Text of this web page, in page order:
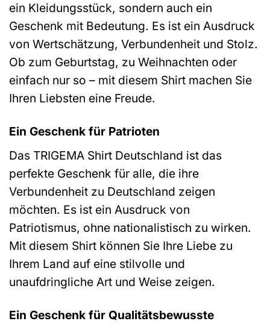
ein Kleidungsstück, sondern auch ein
Geschenk mit Bedeutung. Es ist ein Ausdruck
von Wertschätzung, Verbundenheit und Stolz.
Ob zum Geburtstag, zu Weihnachten oder
einfach nur so – mit diesem Shirt machen Sie
Ihren Liebsten eine Freude.
Ein Geschenk für Patrioten
Das TRIGEMA Shirt Deutschland ist das
perfekte Geschenk für alle, die ihre
Verbundenheit zu Deutschland zeigen
möchten. Es ist ein Ausdruck von
Patriotismus, ohne nationalistisch zu wirken.
Mit diesem Shirt können Sie Ihre Liebe zu
Ihrem Land auf eine stilvolle und
unaufdringliche Art und Weise zeigen.
Ein Geschenk für Qualitätsbewusste